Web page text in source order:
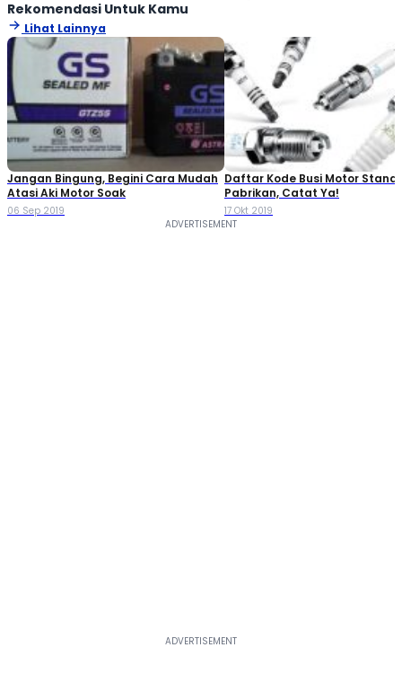
Rekomendasi Untuk Kamu
Lihat Lainnya
Jangan Bingung, Begini Cara Mudah
Atasi Aki Motor Soak
06 Sep 2019
Daftar Kode Busi Motor
Pabrikan, Catat Ya!
17 Okt 2019